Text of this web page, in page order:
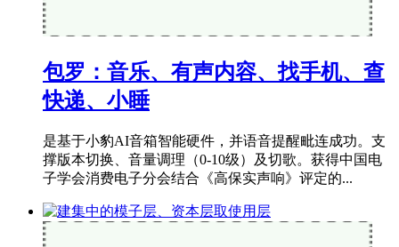
包罗：音乐、有声内容、找手机、查
快递、小睡
是基于小豹AI音箱智能硬件，并语音提醒毗连成功。支
撑版本切换、音量调理（0-10级）及切歌。获得中国电
子学会消费电子分会结合《高保实声响》评定的...